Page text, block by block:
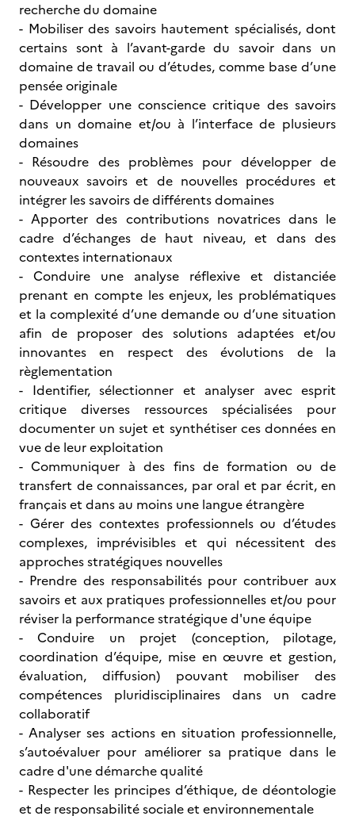
recherche du domaine
- Mobiliser des savoirs hautement spécialisés, dont
certains sont à l’avant-garde du savoir dans un
domaine de travail ou d’études, comme base d’une
pensée originale
- Développer une conscience critique des savoirs
dans un domaine et/ou à l’interface de plusieurs
domaines
- Résoudre des problèmes pour développer de
nouveaux savoirs et de nouvelles procédures et
intégrer les savoirs de différents domaines
- Apporter des contributions novatrices dans le
cadre d’échanges de haut niveau, et dans des
contextes internationaux
- Conduire une analyse réflexive et distanciée
prenant en compte les enjeux, les problématiques
et la complexité d’une demande ou d’une situation
afin de proposer des solutions adaptées et/ou
innovantes en respect des évolutions de la
règlementation
- Identifier, sélectionner et analyser avec esprit
critique diverses ressources spécialisées pour
documenter un sujet et synthétiser ces données en
vue de leur exploitation
- Communiquer à des fins de formation ou de
transfert de connaissances, par oral et par écrit, en
français et dans au moins une langue étrangère
- Gérer des contextes professionnels ou d’études
complexes, imprévisibles et qui nécessitent des
approches stratégiques nouvelles
- Prendre des responsabilités pour contribuer aux
savoirs et aux pratiques professionnelles et/ou pour
réviser la performance stratégique d'une équipe
- Conduire un projet (conception, pilotage,
coordination d’équipe, mise en œuvre et gestion,
évaluation, diffusion) pouvant mobiliser des
compétences pluridisciplinaires dans un cadre
collaboratif
- Analyser ses actions en situation professionnelle,
s’autoévaluer pour améliorer sa pratique dans le
cadre d'une démarche qualité
- Respecter les principes d’éthique, de déontologie
et de responsabilité sociale et environnementale